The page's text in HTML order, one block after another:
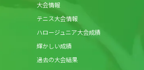
大会情報
テニス大会情報
ハロージュニア大会成績
輝かしい成績
過去の大会結果